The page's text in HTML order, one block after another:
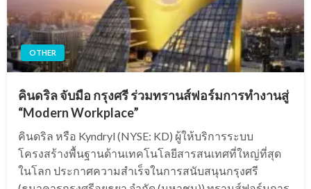
OTHER
คินดริล จับมือ กรุงศรี ร่วมทรานส์ฟอร์มการทำงานสู่
“Modern Workplace”
คินดริล หรือ Kyndryl (NYSE: KD) ผู้ให้บริการระบบ
โครงสร้างพื้นฐานด้านเทคโนโลยีสารสนเทศที่ใหญ่ที่สุด
ในโลก ประกาศความสำเร็จในการสนับสนุนกรุงศรี